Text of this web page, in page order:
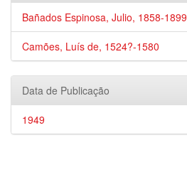
Bañados Espinosa, Julio, 1858-1899
Camões, Luís de, 1524?-1580
Data de Publicação
1949